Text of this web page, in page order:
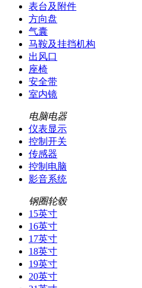
表台及附件
方向盘
气囊
马鞍及挂挡机构
出风口
座椅
安全带
室内镜
电脑电器
仪表显示
控制开关
传感器
控制电脑
影音系统
钢圈轮毂
15英寸
16英寸
17英寸
18英寸
19英寸
20英寸